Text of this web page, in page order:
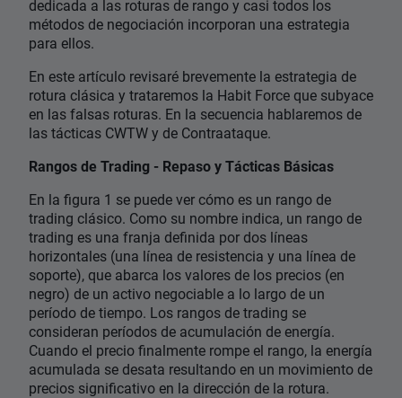
dedicada a las roturas de rango y casi todos los
métodos de negociación incorporan una estrategia
para ellos.
En este artículo revisaré brevemente la estrategia de
rotura clásica y trataremos la Habit Force que subyace
en las falsas roturas. En la secuencia hablaremos de
las tácticas CWTW y de Contraataque.
Rangos de Trading - Repaso y Tácticas Básicas
En la figura 1 se puede ver cómo es un rango de
trading clásico. Como su nombre indica, un rango de
trading es una franja definida por dos líneas
horizontales (una línea de resistencia y una línea de
soporte), que abarca los valores de los precios (en
negro) de un activo negociable a lo largo de un
período de tiempo. Los rangos de trading se
consideran períodos de acumulación de energía.
Cuando el precio finalmente rompe el rango, la energía
acumulada se desata resultando en un movimiento de
precios significativo en la dirección de la rotura.